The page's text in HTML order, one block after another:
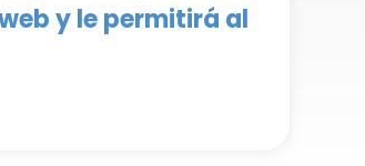
y le permitirá al